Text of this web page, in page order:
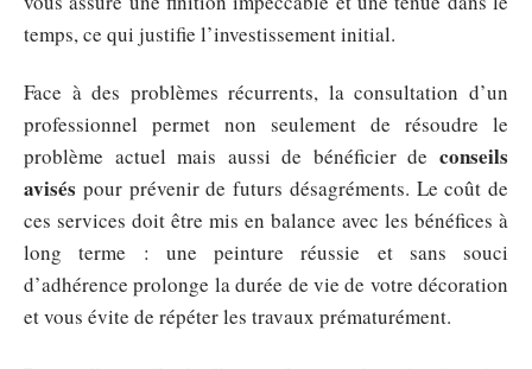
temps, ce qui justifie l’investissement initial.
Face à des problèmes récurrents, la consultation d’un
professionnel permet non seulement de résoudre le
problème actuel mais aussi de bénéficier de conseils
avisés pour prévenir de futurs désagréments. Le coût de
ces services doit être mis en balance avec les bénéfices à
long terme : une peinture réussie et sans souci
d’adhérence prolonge la durée de vie de votre décoration
et vous évite de répéter les travaux prématurément.